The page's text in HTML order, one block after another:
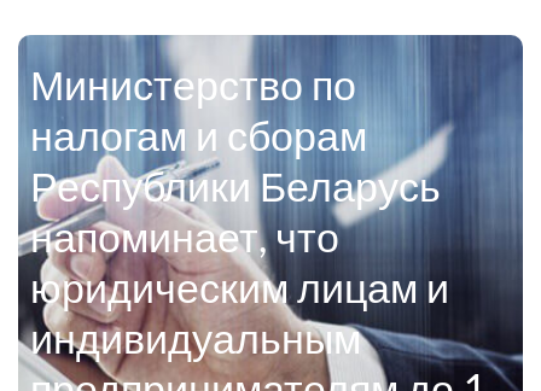
Министерство по
налогам и сборам
Республики Беларусь
напоминает, что
юридическим лицам и
индивидуальным